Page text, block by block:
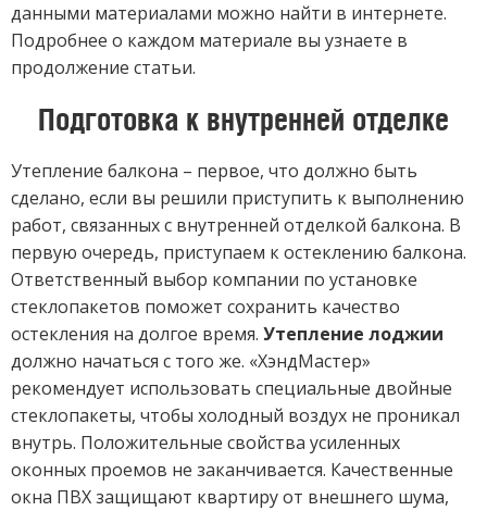
данными материалами можно найти в интернете.
Подробнее о каждом материале вы узнаете в
продолжение статьи.
Подготовка к внутренней отделке
Утепление балкона – первое, что должно быть
сделано, если вы решили приступить к выполнению
работ, связанных с внутренней отделкой балкона. В
первую очередь, приступаем к остеклению балкона.
Ответственный выбор компании по установке
стеклопакетов поможет сохранить качество
остекления на долгое время. Утепление лоджии
должно начаться с того же. «ХэндМастер»
рекомендует использовать специальные двойные
стеклопакеты, чтобы холодный воздух не проникал
внутрь. Положительные свойства усиленных
оконных проемов не заканчивается. Качественные
окна ПВХ защищают квартиру от внешнего шума,